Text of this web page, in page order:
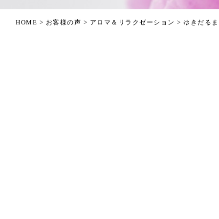
HOME > お客様の声 > アロマ＆リラクゼーション > ゆきだる